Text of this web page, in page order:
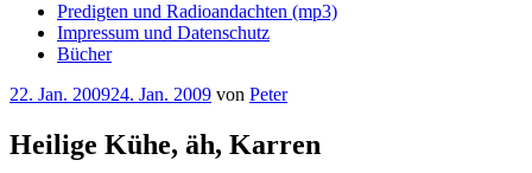
Predigten und Radioandachten (mp3)
Impressum und Datenschutz
Bücher
Veröffentlicht
22. Jan. 200924. Jan. 2009 von Peter
Heilige Kühe, äh, Karren